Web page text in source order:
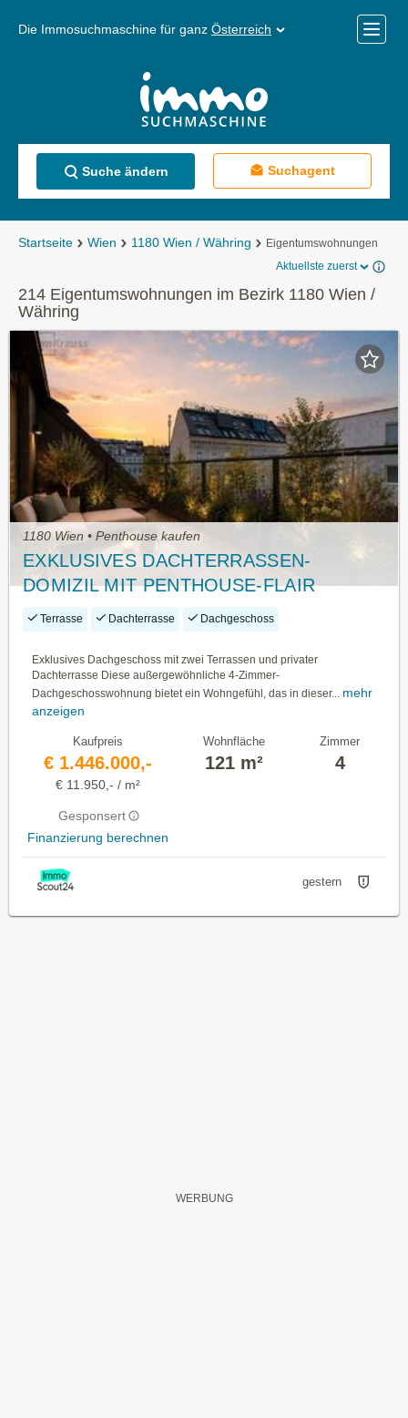
Die Immosuchmaschine für ganz Österreich
Menü
Suche ändern Suchagent
Startseite Wien 1180 Wien / Währing
Eigentumswohnungen
Aktuellste zuerst
214 Eigentumswohnungen im Bezirk 1180 Wien /
Währing
1180 Wien • Penthouse kaufen
EXKLUSIVES DACHTERRASSEN-
DOMIZIL MIT PENTHOUSE-FLAIR
Terrasse Dachterrasse Dachgeschoss
Exklusives Dachgeschoss mit zwei Terrassen und privater
Dachterrasse Diese außergewöhnliche 4-Zimmer-
Dachgeschosswohnung bietet ein Wohngefühl, das in dieser...
mehr
anzeigen
Kaufpreis
€ 1.446.000,-
€ 11.950,- / m²
Gesponsert
Finanzierung berechnen
Wohnfläche
121 m²
Zimmer
4
gestern